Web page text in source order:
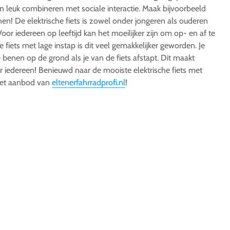
leuk combineren met sociale interactie. Maak bijvoorbeeld
De elektrische fiets is zowel onder jongeren als ouderen
iedereen op leeftijd kan het moeilijker zijn om op- en af te
fiets met lage instap is dit veel gemakkelijker geworden. Je
op de grond als je van de fiets afstapt. Dit maakt
iedereen! Benieuwd naar de mooiste elektrische fiets met
aanbod van eltenerfahrradprofi.nl!